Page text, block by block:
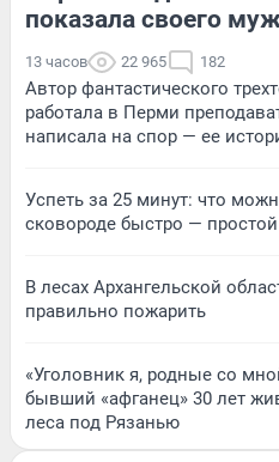
показала своего
13 часов 22 965 182
Автор фантастического
работала в Перми
написала на спор — ее
Успеть за 25 минут: что
сковороде быстро —
В лесах Архангельской
правильно пожарить
«Уголовник я, родные со
бывший «афганец» 30 лет
леса под Рязанью